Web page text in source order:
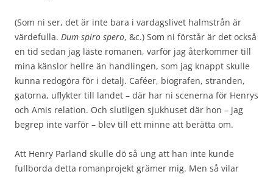
(Som ni ser, det är inte bara i vardagslivet halmstrån är
värdefulla. Dum spiro spero, &c.) Som ni förstår är det också
en tid sedan jag läste romanen, varför jag återkommer till
mina känslor hellre än handlingen, som jag knappt skulle
kunna redogöra för i detalj. Caféer, biografen, stranden,
gatorna, uflykter till landet – där har ni scenerna för Henrys
och Amis relation. Och slutligen sjukhuset där hon – jag
begrep inte varför – blev till ett minne att berätta om.
Att Henry Parland skulle dö så ung att han inte kunde
fullborda detta romanprojekt grämer mig. Men så vilar